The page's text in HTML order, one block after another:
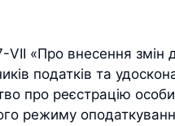
«Про внесення змін
податків та
про реєстрацію
режиму